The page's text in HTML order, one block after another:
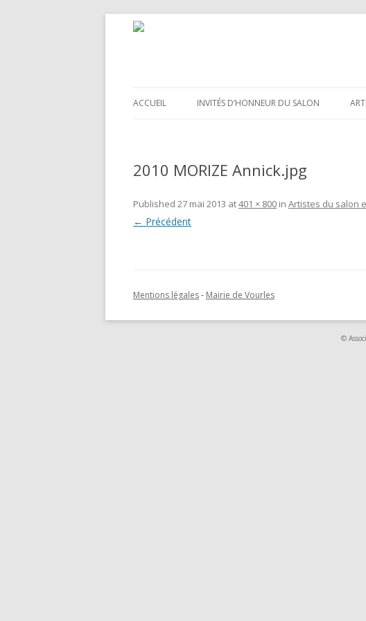
ACCUEIL INVITÉS D’HONNEUR DU SALON
2010 MORIZE Annick.jpg
Published 27 mai 2013 at401 × 800 in Artistes du salon
← Précédent
Mentions légales- Mairie de Vourles
©